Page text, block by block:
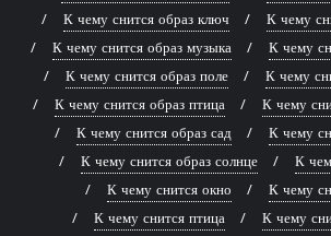
К чему снится образ ключ
К чему
К чему снится образ музыка
К чему
К чему снится образ поле
К чему
К чему снится образ птица
К чему
К чему снится образ сад
К чему
К чему снится образ солнце
К
К чему снится окно
К чему
К чему снится птица
К чему